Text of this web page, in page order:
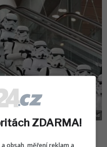
ZDARMA!
obsah, měření reklam a